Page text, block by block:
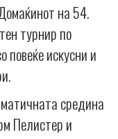
на 54.
турнир по
повеќе искусни и
средина
Пелистер и